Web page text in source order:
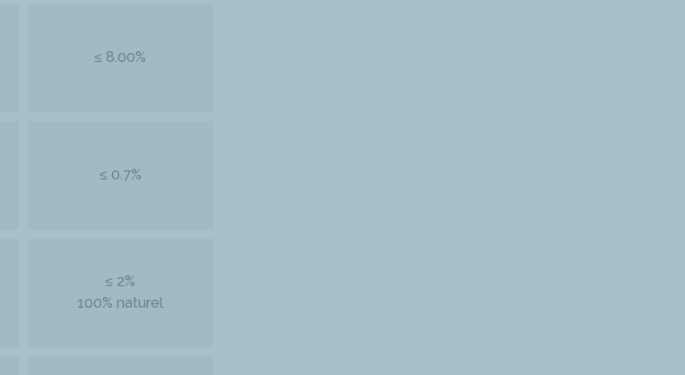
≤ 8.00%
≤ 0.7%
≤ 2%
100% naturel